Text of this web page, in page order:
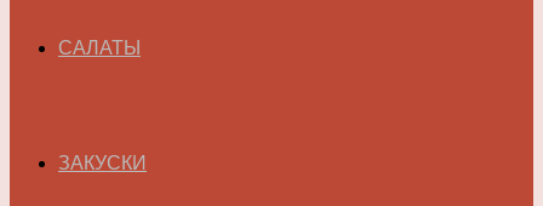
САЛАТЫ
ЗАКУСКИ